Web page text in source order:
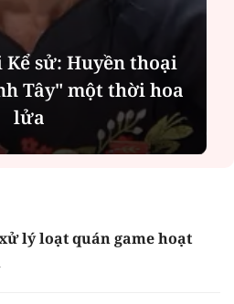
sử: Huyền thoại
Tây" một thời hoa
lửa
lý loạt quán game hoạt